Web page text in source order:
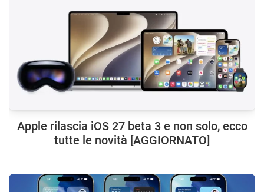
Apple rilascia iOS 27 beta 3 e non solo, ecco
tutte le novità [AGGIORNATO]